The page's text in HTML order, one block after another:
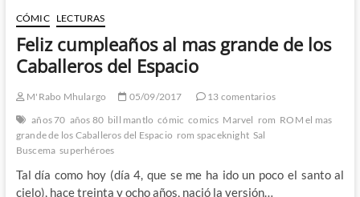
CÓMIC LECTURAS
Feliz cumpleaños al mas grande de los
Caballeros del Espacio
M'Rabo Mhulargo 05/09/2017
13 comentarios
años 70 años 80 bill mantlo cómic comics Marvel rom ROM el mas
grande de los Caballeros del Espacio rom spaceknight Sal
Buscema superhéroes
Tal día como hoy (día 4, que se me ha ido un poco el santo al
cielo), hace treinta y ocho años, nació la versión…